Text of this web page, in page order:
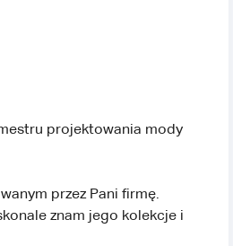
projektowania mody
przez Pani firmę.
znam jego kolekcje i